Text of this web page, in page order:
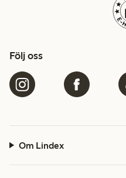
Följ oss
Om Lindex